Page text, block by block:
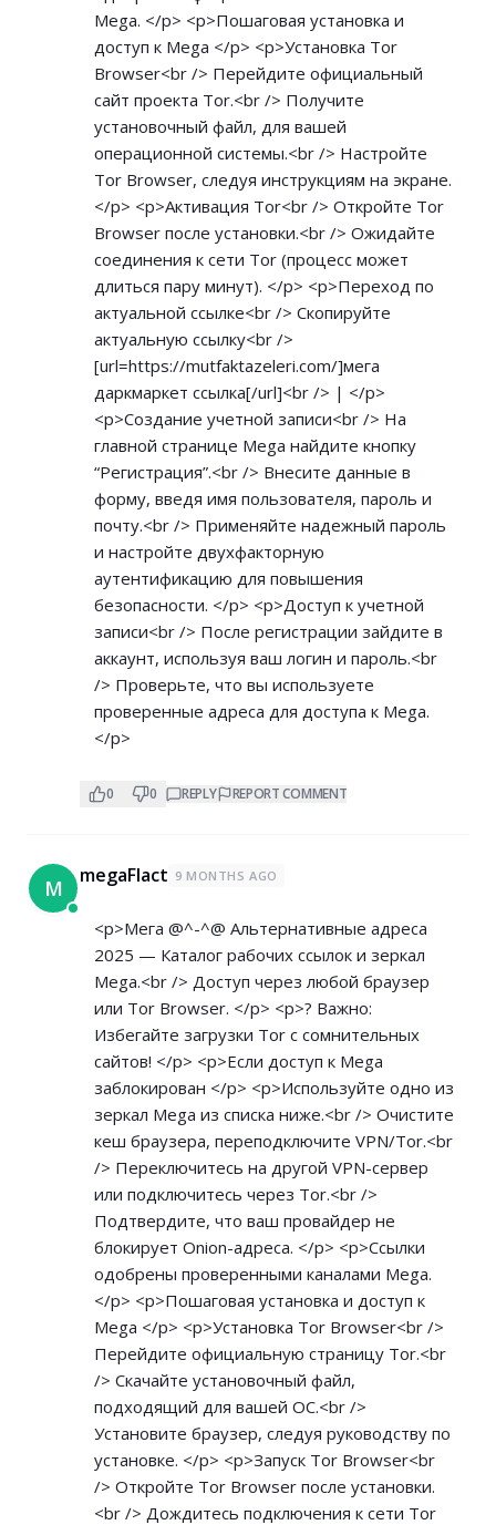
Mega. </p> <p>Пошаговая установка и
доступ к Mega </p> <p>Установка Tor
Browser<br /> Перейдите официальный
сайт проекта Tor.<br /> Получите
установочный файл, для вашей
операционной системы.<br /> Настройте
Tor Browser, следуя инструкциям на экране.
</p> <p>Активация Tor<br /> Откройте Tor
Browser после установки.<br /> Ожидайте
соединения к сети Tor (процесс может
длиться пару минут). </p> <p>Переход по
актуальной ссылке<br /> Скопируйте
актуальную ссылку<br />
[url=https://mutfaktazeleri.com/]мега
даркмаркет ссылка[/url]<br /> | </p>
<p>Создание учетной записи<br /> На
главной странице Mega найдите кнопку
“Регистрация”.<br /> Внесите данные в
форму, введя имя пользователя, пароль и
почту.<br /> Применяйте надежный пароль
и настройте двухфакторную
аутентификацию для повышения
безопасности. </p> <p>Доступ к учетной
записи<br /> После регистрации зайдите в
аккаунт, используя ваш логин и пароль.<br
/> Проверьте, что вы используете
проверенные адреса для доступа к Mega.
</p>
0 0 REPLY REPORT COMMENT
M megaFlact 9 MONTHS AGO
<p>Мега @^-^@ Альтернативные адреса
2025 — Каталог рабочих ссылок и зеркал
Mega.<br /> Доступ через любой браузер
или Tor Browser. </p> <p>? Важно:
Избегайте загрузки Tor с сомнительных
сайтов! </p> <p>Если доступ к Mega
заблокирован </p> <p>Используйте одно из
зеркал Mega из списка ниже.<br /> Очистите
кеш браузера, переподключите VPN/Tor.<br
/> Переключитесь на другой VPN-сервер
или подключитесь через Tor.<br />
Подтвердите, что ваш провайдер не
блокирует Onion-адреса. </p> <p>Ссылки
одобрены проверенными каналами Mega.
</p> <p>Пошаговая установка и доступ к
Mega </p> <p>Установка Tor Browser<br />
Перейдите официальную страницу Tor.<br
/> Скачайте установочный файл,
подходящий для вашей ОС.<br />
Установите браузер, следуя руководству по
установке. </p> <p>Запуск Tor Browser<br
/> Откройте Tor Browser после установки.
<br /> Дождитесь подключения к сети Tor